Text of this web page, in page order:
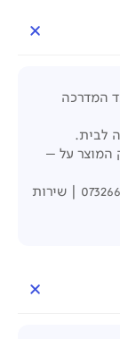
המדרכה
לבית.
המוצר על –
שירות לקוחות ותמיכה "בנדא" בטלפון 0732660699 | שירות